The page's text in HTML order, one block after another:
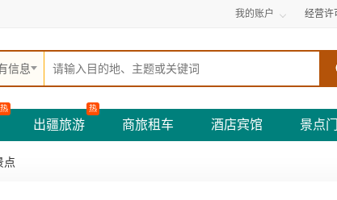
我的账户 经营许
信息
热
出疆旅游
热
商旅租车 酒店宾馆 景点
点